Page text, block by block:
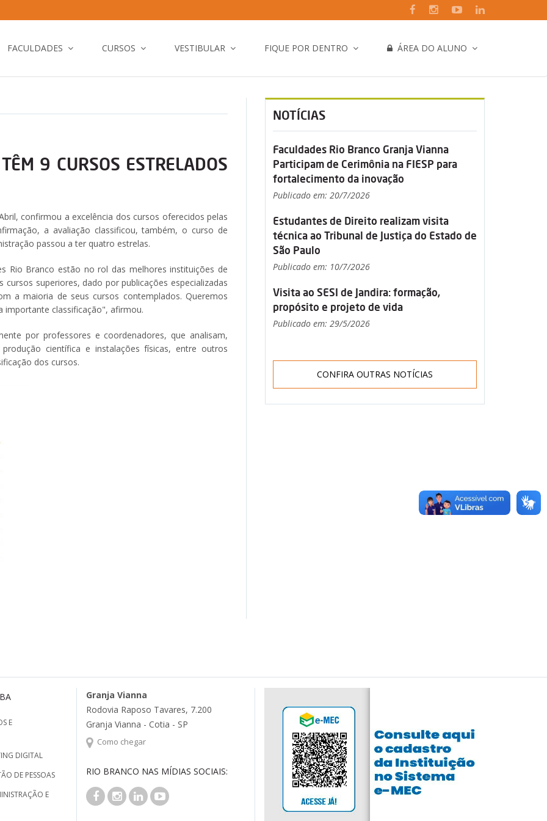
FACULDADES CURSOS VESTIBULAR FIQUE POR DENTRO ÁREA DO ALUNO
9 CURSOS ESTRELADOS
confirmou a excelência dos cursos oferecidos pelas
a avaliação classificou, também, o curso de
passou a ter quatro estrelas.
Rio Branco estão no rol das melhores instituições de
superiores, dado por publicações especializadas
a maioria de seus cursos contemplados. Queremos
importante classificação", afirmou.
por professores e coordenadores, que analisam,
científica e instalações físicas, entre outros
dos cursos.
NOTÍCIAS
Faculdades Rio Branco Granja Vianna
Participam de Cerimônia na FIESP para
fortalecimento da inovação
Publicado em: 20/7/2026
Estudantes de Direito realizam visita
técnica ao Tribunal de Justiça do Estado de
São Paulo
Publicado em: 10/7/2026
Visita ao SESI de Jandira: formação,
propósito e projeto de vida
Publicado em: 29/5/2026
CONFIRA OUTRAS NOTÍCIAS
E
DIGITAL
DE PESSOAS
E
Granja Vianna
Rodovia Raposo Tavares, 7.200
Granja Vianna - Cotia - SP
Como chegar
RIO BRANCO NAS MÍDIAS SOCIAIS: